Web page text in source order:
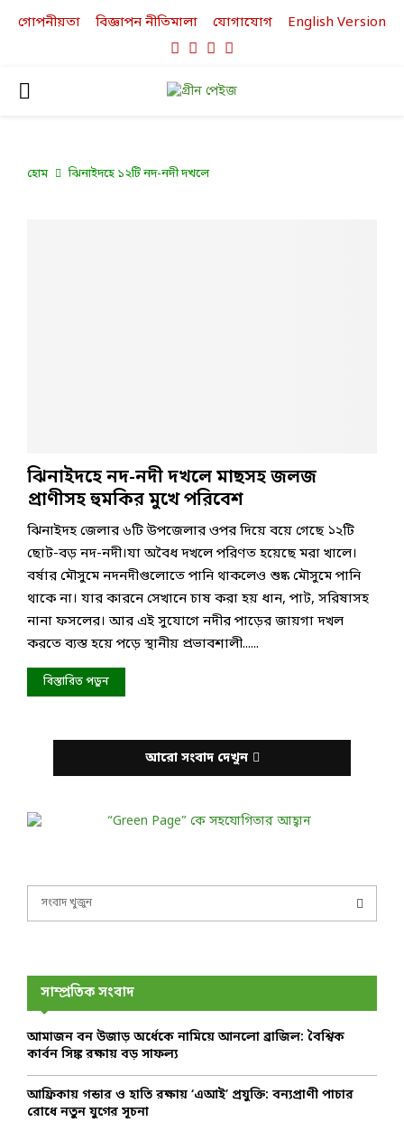
গোপনীয়তা বিজ্ঞাপন নীতিমালা যোগাযোগ English Version
Facebook
TwitterLinkedin
PRIMARY
হোম ঝিনাইদহে ১২টি নদ-নদী দখলে
ঝিনাইদহে নদ-নদী দখলে মাছসহ জলজ
প্রাণীসহ হুমকির মুখে পরিবেশ
ঝিনাইদহ জেলার ৬টি উপজেলার ওপর দিয়ে বয়ে গেছে ১২টি
ছোট-বড় নদ-নদী।যা অবৈধ দখলে পরিণত হয়েছে মরা খালে।
বর্ষার মৌসুমে নদনদীগুলোতে পানি থাকলেও শুষ্ক মৌসুমে পানি
থাকে না। যার কারনে সেখানে চাষ করা হয় ধান, পাট, সরিষাসহ
নানা ফসলের। আর এই সুযোগে নদীর পাড়ের জায়গা দখল
করতে ব্যস্ত হয়ে পড়ে স্থানীয় প্রভাবশালী......
বিস্তারিত পড়ুন
আরো সংবাদ দেখুন
f
r
E
A
সাম্প্রতিক সংবাদ
আমাজন বন উজাড় অর্ধেকে নামিয়ে আনলো ব্রাজিল: বৈশ্বিক
কার্বন সিঙ্ক রক্ষায় বড় সাফল্য
আফ্রিকায় গন্ডার ও হাতি রক্ষায় ‘এআই’ প্রযুক্তি: বন্যপ্রাণী পাচার
রোধে নতুন যুগের সূচনা